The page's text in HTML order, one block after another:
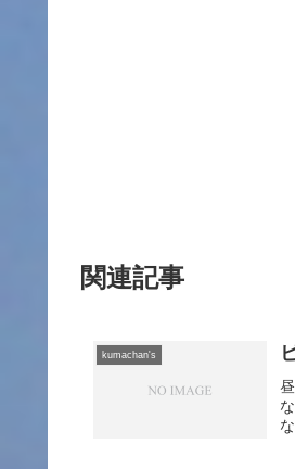
関連記事
kumachan's